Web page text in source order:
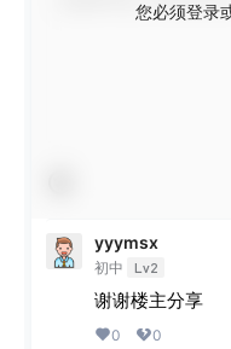
您必须登录
yyymsx
初中 Lv2
谢谢楼主分享
0 0